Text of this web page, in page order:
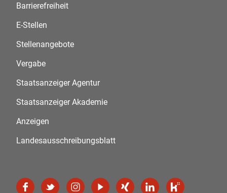
Barrierefreiheit
E-Stellen
Stellenangebote
Vergabe
Staatsanzeiger Agentur
Staatsanzeiger Akademie
Anzeigen
Landesausschreibungsblatt